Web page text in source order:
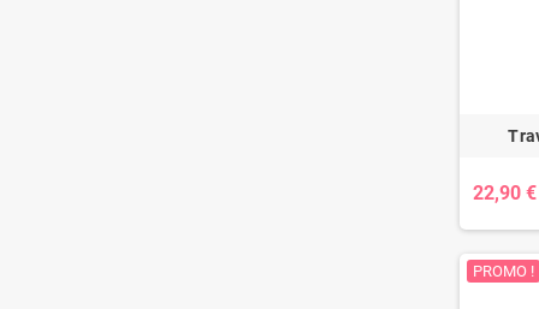
22,90 €
PROMO !